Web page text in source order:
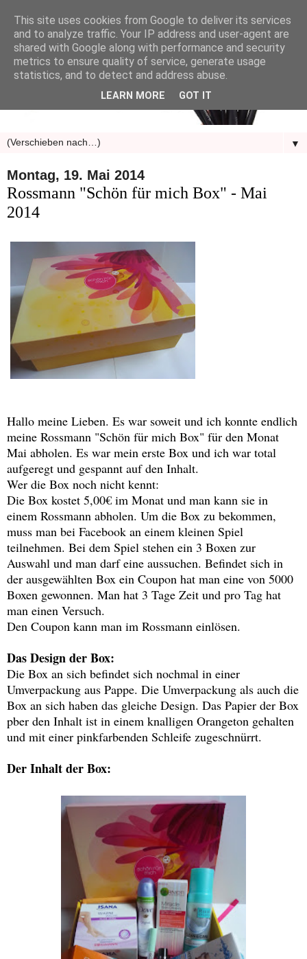
▼
Montag, 19. Mai 2014
Rossmann "Schön für mich Box" - Mai
2014
Hallo meine Lieben. Es war soweit und ich konnte endlich
meine Rossmann "Schön für mich Box" für den Monat
Mai abholen. Es war mein erste Box und ich war total
aufgeregt und gespannt auf den Inhalt.
Wer die Box noch nicht kennt:
Die Box kostet 5,00€ im Monat und man kann sie in
einem Rossmann abholen. Um die Box zu bekommen,
muss man bei Facebook an einem kleinen Spiel
teilnehmen. Bei dem Spiel stehen ein 3 Boxen zur
Auswahl und man darf eine aussuchen. Befindet sich in
der ausgewählten Box ein Coupon hat man eine von 5000
Boxen gewonnen. Man hat 3 Tage Zeit und pro Tag hat
man einen Versuch.
Den Coupon kann man im Rossmann einlösen.
Das Design der Box:
Die Box an sich befindet sich nochmal in einer
Umverpackung aus Pappe. Die Umverpackung als auch die
Box an sich haben das gleiche Design. Das Papier der Box
pber den Inhalt ist in einem knalligen Orangeton gehalten
und mit einer pinkfarbenden Schleife zugeschnürrt.
Der Inhalt der Box:
This site uses cookies from Google to deliver its services
and to analyze traffic. Your IP address and user-agent are
shared with Google along with performance and security
metrics to ensure quality of service, generate usage
statistics, and to detect and address abuse.
LEARN MORE GOT IT